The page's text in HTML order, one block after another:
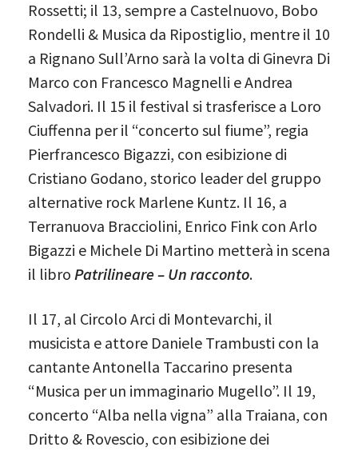
Rossetti; il 13, sempre a Castelnuovo, Bobo
Rondelli & Musica da Ripostiglio, mentre il 10
a Rignano Sull’Arno sarà la volta di Ginevra Di
Marco con Francesco Magnelli e Andrea
Salvadori. Il 15 il festival si trasferisce a Loro
Ciuffenna per il “concerto sul fiume”, regia
Pierfrancesco Bigazzi, con esibizione di
Cristiano Godano, storico leader del gruppo
alternative rock Marlene Kuntz. Il 16, a
Terranuova Bracciolini, Enrico Fink con Arlo
Bigazzi e Michele Di Martino metterà in scena
il libro Patrilineare – Un racconto.
Il 17, al Circolo Arci di Montevarchi, il
musicista e attore Daniele Trambusti con la
cantante Antonella Taccarino presenta
“Musica per un immaginario Mugello”. Il 19,
concerto “Alba nella vigna” alla Traiana, con
Dritto & Rovescio, con esibizione dei